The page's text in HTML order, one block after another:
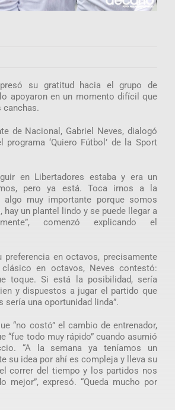
su gratitud hacia el grupo de
apoyaron en un momento difícil que
canchas.
de Nacional, Gabriel Neves, dialogó
‘Quiero Fútbol’ de la Sport
en Libertadores estaba y era un
pero ya está. Toca irnos a la
algo muy importante porque somos
hay un plantel lindo y se puede llegar a
comenzó explicando el
preferencia en octavos, precisamente
en octavos, Neves contestó:
toque. Si está la posibilidad, sería
y dispuestos a jugar el partido que
sería una oportunidad linda”.
“no costó” el cambio de entrenador,
“fue todo muy rápido” cuando asumió
“A la semana ya teníamos un
su idea por ahí es compleja y lleva su
correr del tiempo y los partidos nos
mejor”, expresó. “Queda mucho por